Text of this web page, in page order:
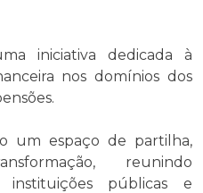
iniciativa dedicada à
nos domínios dos
um espaço de partilha,
reunindo
instituições públicas e